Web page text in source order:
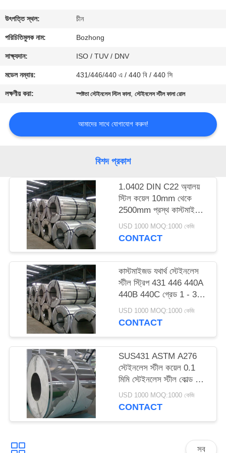
যোগাযোগ
করুন
উদ্ধৃতির
আবেদন
ম্যাপ
PRIVACY
POLICY
উৎপত্তি স্থল: চীন
পরিচিতিমুলক নাম: Bozhong
সাক্ষ্যদান: ISO / TUV / DNV
মডেল নম্বার: 431/446/440 এ / 440 বি / 440 সি
লক্ষণীয় করা: স্পষ্টতা স্টেইনলেস স্টিল ফালা,স্টেইনলেস স্টীল ফালা রোল
আমাদের সাথে যোগাযোগ করুন!
বিশদ প্রকাশ
1.0402 DIN C22 অ্যালয়
স্টিল কয়েল 10mm থেকে
2500mm প্রস্থ কাস্টমাইজড
দৈর্ঘ্য
USD 1000 MOQ:1000 কেজি
CONTACT
কাস্টমাইজড যথার্থ স্টেইনলেস
স্টীল স্ট্রিপ 431 446 440A
440B 440C গ্রেড 1 - 3
মিমি পুরুত্ব
USD 1000 MOQ:1000 কেজি
CONTACT
SUS431 ASTM A276
স্টেইনলেস স্টীল কয়েল 0.1
মিমি স্টেইনলেস স্টীল কোল্ড রোল্ড
কয়েল
USD 1000 MOQ:1000 কেজি
CONTACT
সব